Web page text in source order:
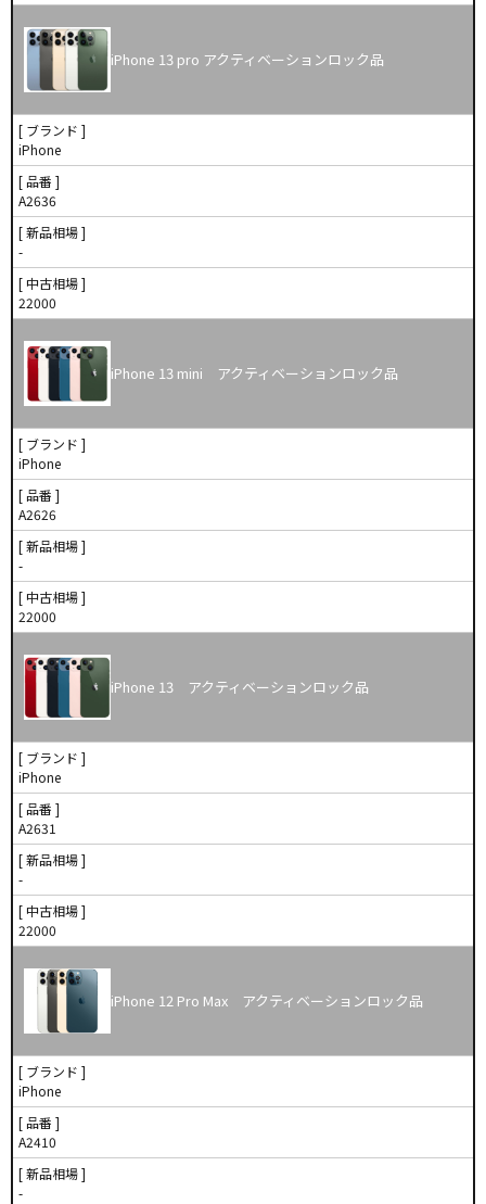
iPhone 13 pro アクティベーションロック品
[ ブランド ]
iPhone
[ 品番 ]
A2636
[ 新品相場 ]
-
[ 中古相場 ]
22000
iPhone 13 mini アクティベーションロック品
[ ブランド ]
iPhone
[ 品番 ]
A2626
[ 新品相場 ]
-
[ 中古相場 ]
22000
iPhone 13 アクティベーションロック品
[ ブランド ]
iPhone
[ 品番 ]
A2631
[ 新品相場 ]
-
[ 中古相場 ]
22000
iPhone 12 Pro Max アクティベーションロック品
[ ブランド ]
iPhone
[ 品番 ]
A2410
[ 新品相場 ]
-